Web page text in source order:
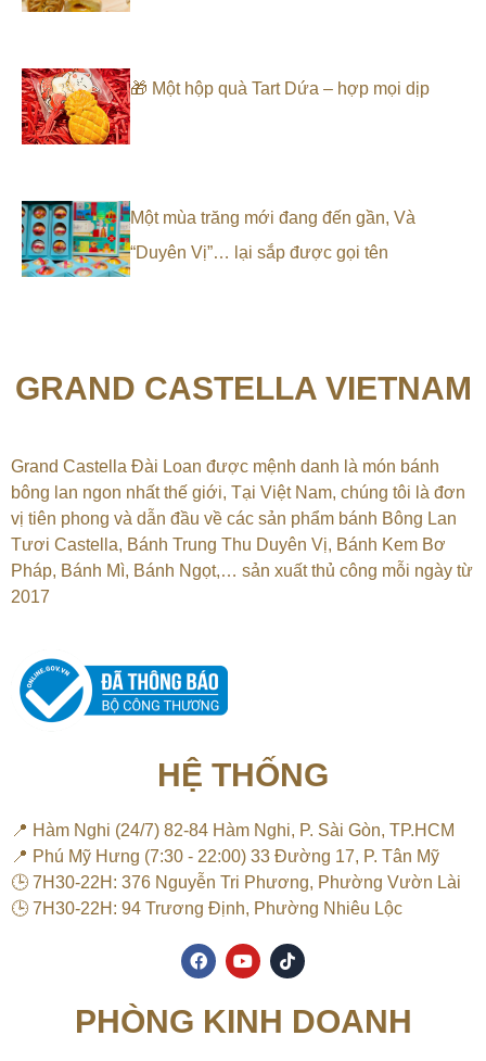
🎁 Một hộp quà Tart Dứa – hợp mọi dịp
Một mùa trăng mới đang đến gần, Và
“Duyên Vị”… lại sắp được gọi tên
GRAND CASTELLA VIETNAM
Grand Castella Đài Loan được mệnh danh là món bánh
bông lan ngon nhất thế giới, Tại Việt Nam, chúng tôi là đơn
vị tiên phong và dẫn đầu về các sản phẩm bánh Bông Lan
Tươi Castella, Bánh Trung Thu Duyên Vị, Bánh Kem Bơ
Pháp, Bánh Mì, Bánh Ngọt,… sản xuất thủ công mỗi ngày từ
2017
HỆ THỐNG
📍 Hàm Nghi (24/7) 82-84 Hàm Nghi, P. Sài Gòn, TP.HCM
📍 Phú Mỹ Hưng (7:30 - 22:00) 33 Đường 17, P. Tân Mỹ
🕒 7H30-22H: 376 Nguyễn Tri Phương, Phường Vườn Lài
🕒 7H30-22H: 94 Trương Định, Phường Nhiêu Lộc
F
a
o
Y
o
u
b
T
i
k
PHÒNG KINH DOANH